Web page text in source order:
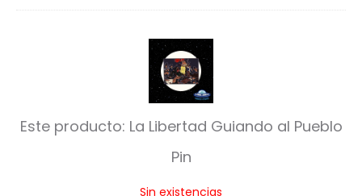
$75.00.
$70.00.
L
a
L
i
b
Este producto: La Libertad Guiando al Pueblo
Pin
Sin existencias